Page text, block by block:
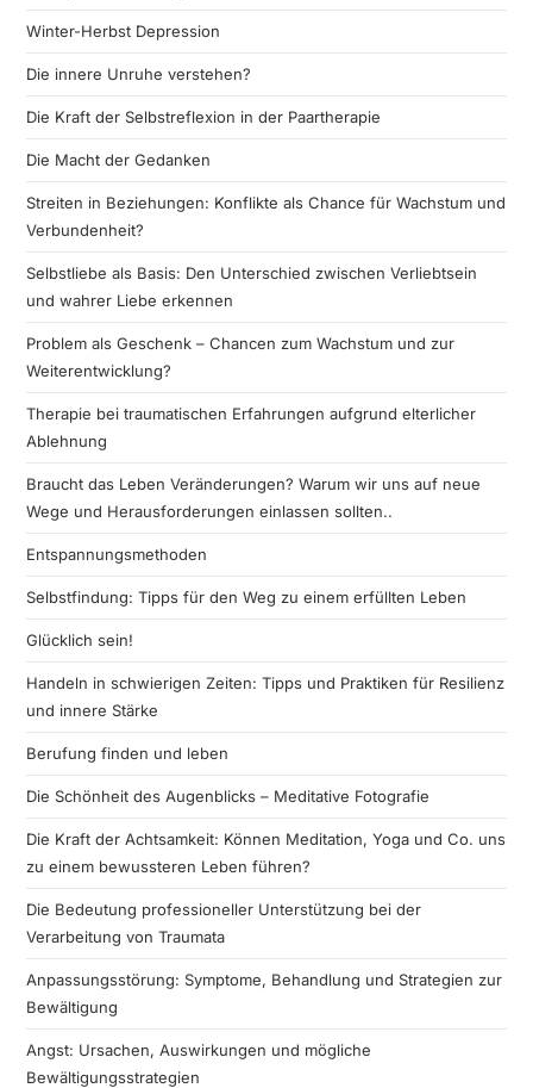
Winter-Herbst Depression
Die innere Unruhe verstehen?
Die Kraft der Selbstreflexion in der Paartherapie
Die Macht der Gedanken
Streiten in Beziehungen: Konflikte als Chance für Wachstum und
Verbundenheit?
Selbstliebe als Basis: Den Unterschied zwischen Verliebtsein
und wahrer Liebe erkennen
Problem als Geschenk – Chancen zum Wachstum und zur
Weiterentwicklung?
Therapie bei traumatischen Erfahrungen aufgrund elterlicher
Ablehnung
Braucht das Leben Veränderungen? Warum wir uns auf neue
Wege und Herausforderungen einlassen sollten..
Entspannungsmethoden
Selbstfindung: Tipps für den Weg zu einem erfüllten Leben
Glücklich sein!
Handeln in schwierigen Zeiten: Tipps und Praktiken für Resilienz
und innere Stärke
Berufung finden und leben
Die Schönheit des Augenblicks – Meditative Fotografie
Die Kraft der Achtsamkeit: Können Meditation, Yoga und Co. uns
zu einem bewussteren Leben führen?
Die Bedeutung professioneller Unterstützung bei der
Verarbeitung von Traumata
Anpassungsstörung: Symptome, Behandlung und Strategien zur
Bewältigung
Angst: Ursachen, Auswirkungen und mögliche
Bewältigungsstrategien